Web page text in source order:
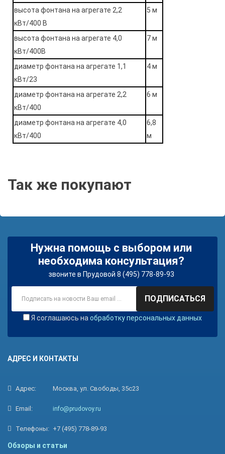
высота фонтана на агрегате 2,2
кВт/400 В
5 м
высота фонтана на агрегате 4,0
кВт/400В
7 м
диаметр фонтана на агрегате 1,1
кВт/23
4 м
диаметр фонтана на агрегате 2,2
кВт/400
6 м
диаметр фонтана на агрегате 4,0
кВт/400
6,8
м
Так же покупают
Нужна помощь с выбором или
необходима консультация?
звоните в Прудовой 8 (495) 778-89-93
ПОДПИСАТЬСЯ
Я соглашаюсь на обработку персональных данных
АДРЕС И КОНТАКТЫ
Адрес: Москва, ул. Свободы, 35с23
Email: info@prudovoy.ru
Телефоны: +7 (495) 778-89-93
Обзоры и статьи